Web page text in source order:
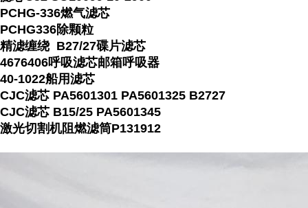
PCHG-336燃气滤芯
PCHG336除颗粒
精滤缠绕 B27/27碟片滤芯
4676406呼吸滤芯邮箱呼吸器
40-1022船用滤芯
CJC滤芯 PA5601301 PA5601325 B2727
CJC滤芯 B15/25 PA5601345
激光切割机阻燃滤筒P131912